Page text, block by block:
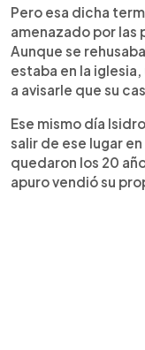
Pero esa dicha
amenazado por las
Aunque se
estaba en la
a avisarle que su
Ese mismo día
salir de ese lugar
quedaron los 20
apuro vendió su